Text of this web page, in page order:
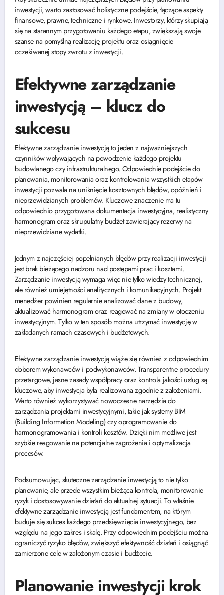
inwestycji, warto zastosować holistyczne podejście, łączące aspekty
finansowe, prawne, techniczne i rynkowe. Inwestorzy, którzy skupiają
się na starannym przygotowaniu każdego etapu, zwiększają swoje
szanse na pomyślną realizację projektu oraz osiągnięcie
oczekiwanej stopy zwrotu z inwestycji.
Efektywne zarządzanie
inwestycją – klucz do
sukcesu
Efektywne zarządzanie inwestycją to jeden z najważniejszych
czynników wpływających na powodzenie każdego projektu
budowlanego czy infrastrukturalnego. Odpowiednie podejście do
planowania, monitorowania oraz kontrolowania wszystkich etapów
inwestycji pozwala na uniknięcie kosztownych błędów, opóźnień i
nieprzewidzianych problemów. Kluczowe znaczenie ma tu
odpowiednio przygotowana dokumentacja inwestycyjna, realistyczny
harmonogram oraz skrupulatny budżet zawierający rezerwy na
nieprzewidziane wydatki.
Jednym z najczęściej popełnianych błędów przy realizacji inwestycji
jest brak bieżącego nadzoru nad postępami prac i kosztami.
Zarządzanie inwestycją wymaga więc nie tylko wiedzy technicznej,
ale również umiejętności analitycznych i komunikacyjnych. Projekt
menedżer powinien regularnie analizować dane z budowy,
aktualizować harmonogram oraz reagować na zmiany w otoczeniu
inwestycyjnym. Tylko w ten sposób można utrzymać inwestycję w
zakładanych ramach czasowych i budżetowych.
Efektywne zarządzanie inwestycją wiąże się również z odpowiednim
doborem wykonawców i podwykonawców. Transparentne procedury
przetargowe, jasne zasady współpracy oraz kontrola jakości usług są
kluczowe, aby inwestycja była realizowana zgodnie z założeniami.
Warto również wykorzystywać nowoczesne narzędzia do
zarządzania projektami inwestycyjnymi, takie jak systemy BIM
(Building Information Modeling) czy oprogramowanie do
harmonogramowania i kontroli kosztów. Dzięki nim możliwe jest
szybkie reagowanie na potencjalne zagrożenia i optymalizacja
procesów.
Podsumowując, skuteczne zarządzanie inwestycją to nie tylko
planowanie, ale przede wszystkim bieżąca kontrola, monitorowanie
ryzyk i dostosowywanie działań do aktualnej sytuacji. To właśnie
efektywne zarządzanie inwestycją jest fundamentem, na którym
buduje się sukces każdego przedsięwzięcia inwestycyjnego, bez
względu na jego zakres i skalę. Przy odpowiednim podejściu można
ograniczyć ryzyko błędów, zwiększyć efektywność działań i osiągnąć
zamierzone cele w założonym czasie i budżecie.
Planowanie inwestycji krok